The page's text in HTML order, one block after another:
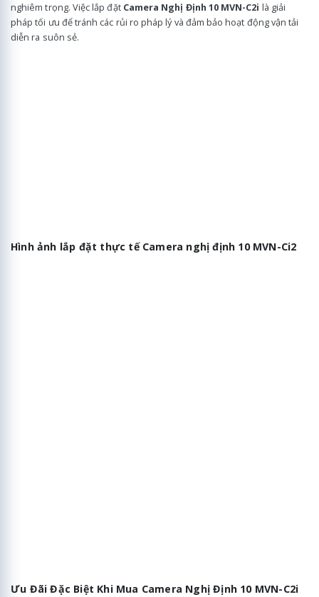
nghiêm trọng. Việc lắp đặt Camera Nghị Định 10 MVN-C2i là giải
pháp tối ưu để tránh các rủi ro pháp lý và đảm bảo hoạt động vận tải
diễn ra suôn sẻ.
Hình ảnh lắp đặt thực tế Camera nghị định 10 MVN-Ci2
Ưu Đãi Đặc Biệt Khi Mua Camera Nghị Định 10 MVN-C2i